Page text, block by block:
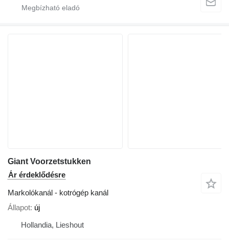
Giant Voorzetstukken
Ár érdeklődésre
Markolókanál - kotrógép kanál
Állapot új
Hollandia, Lieshout